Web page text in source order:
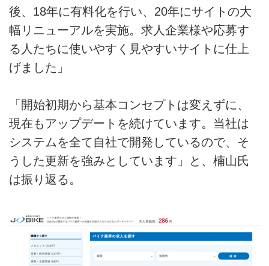
後、18年に有料化を行い、20年にサイトの大
幅リニューアルを実施。求人企業様や応募す
る人たちに使いやすく見やすいサイトに仕上
げました」
「開始初期から基本コンセプトは変えずに、
現在もアップデートを続けています。当社は
システムを全て自社で開発しているので、そ
うした更新を強みとしています」と、楠山氏
は振り返る。